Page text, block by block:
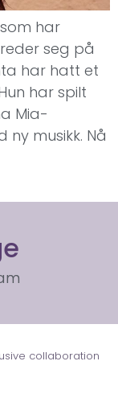
har
seg på
har hatt et
har spilt
Mia-
ny musikk. Nå
collaboration